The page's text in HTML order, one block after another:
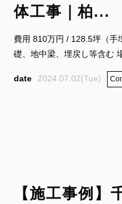
体工事｜柏...
費用 810万円 / 128.5坪（手
礎、地中梁、埋戻し等含む
2024.07.02(Tue)
【施工事例